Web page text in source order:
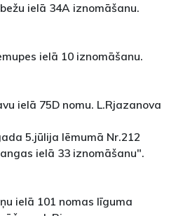
ielā 34A iznomāšanu.
ielā 10 iznomāšanu.
ielā 75D nomu. L.Rjazanova
5.jūlija lēmumā Nr.212
ielā 33 iznomāšanu".
ielā 101 nomas līguma